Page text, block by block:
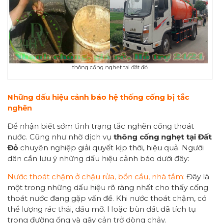
thông cống nghẹt tại đất đỏ
Những dấu hiệu cảnh báo hệ thống cống bị tắc
nghẽn
Để nhận biết sớm tình trạng tắc nghẽn cống thoát
nước. Cũng như nhờ dịch vụ thông cống nghẹt tại Đất
Đỏ chuyên nghiệp giải quyết kịp thời, hiệu quả. Người
dân cần lưu ý những dấu hiệu cảnh báo dưới đây:
Nước thoát chậm ở chậu rửa, bồn cầu, nhà tắm: Đây là
một trong những dấu hiệu rõ ràng nhất cho thấy cống
thoát nước đang gặp vấn đề. Khi nước thoát chậm, có
thể lượng rác thải, dầu mỡ. Hoặc bùn đất đã tích tụ
trong đường ống và gây cản trở dòng chảy.